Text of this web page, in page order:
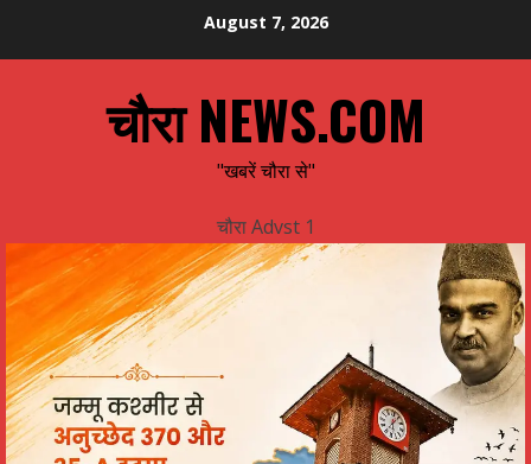
August 7, 2026
चौरा NEWS.COM
"खबरें चौरा से"
चौरा Advst 1